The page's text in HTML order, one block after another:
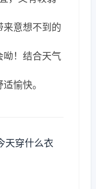
来意想不到的
呦！结合天气
愉快。
天穿什么衣